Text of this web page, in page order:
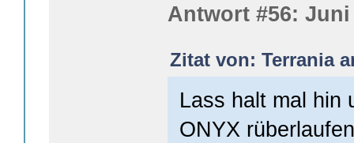
Antwort #56: Juni
Zitat von: Terrania
Lass halt mal hin
ONYX